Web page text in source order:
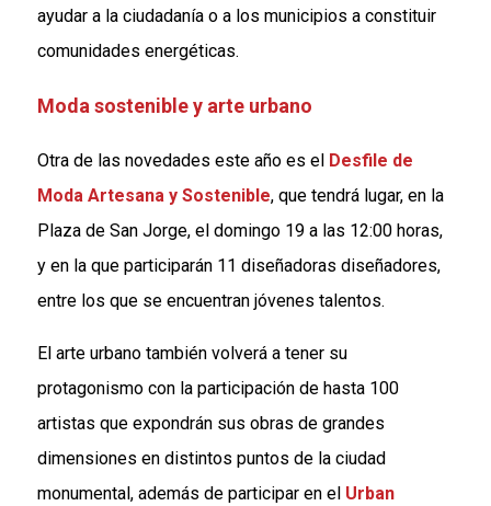
ayudar a la ciudadanía o a los municipios a constituir
comunidades energéticas.
Moda sostenible y arte urbano
Otra de las novedades este año es el Desfile de
Moda Artesana y Sostenible, que tendrá lugar, en la
Plaza de San Jorge, el domingo 19 a las 12:00 horas,
y en la que participarán 11 diseñadoras diseñadores,
entre los que se encuentran jóvenes talentos.
El arte urbano también volverá a tener su
protagonismo con la participación de hasta 100
artistas que expondrán sus obras de grandes
dimensiones en distintos puntos de la ciudad
monumental, además de participar en el Urban